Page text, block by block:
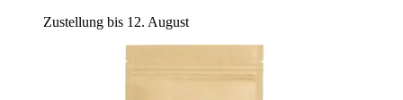
Zustellung bis 12. August